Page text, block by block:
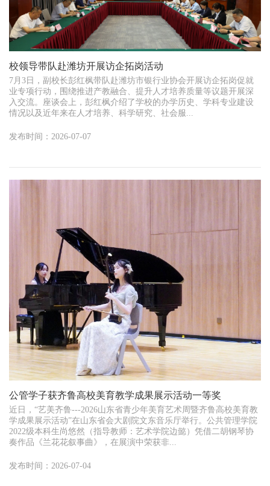
校领导带队赴潍坊开展访企拓岗活动
7月3日，副校长彭红枫带队赴潍坊市银行业协会开展访企拓岗促就
业专项行动，围绕推进产教融合、提升人才培养质量等议题开展深
入交流。座谈会上，彭红枫介绍了学校的办学历史、学科专业建设
情况以及近年来在人才培养、科学研究、社会服...
发布时间：2026-07-07
公管学子获齐鲁高校美育教学成果展示活动一等奖
近日，“艺美齐鲁---2026山东省青少年美育艺术周暨齐鲁高校美育教
学成果展示活动”在山东省会大剧院文东音乐厅举行。公共管理学院
2022级本科生尚悠然（指导教师：艺术学院边懿）凭借二胡钢琴协
奏作品《兰花花叙事曲》，在展演中荣获非...
发布时间：2026-07-04